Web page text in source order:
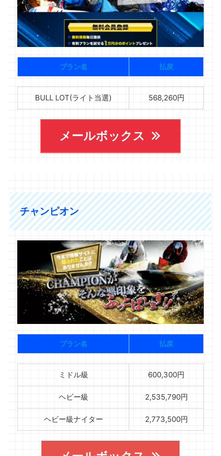
プラン名 払戻
BULL LOT(ライト当選) 568,260円
メールボックス
チャンピオン
プラン名 払戻
ミドル級 600,300円
ヘビー級 2,535,790円
ヘビー級ナイター 2,773,500円